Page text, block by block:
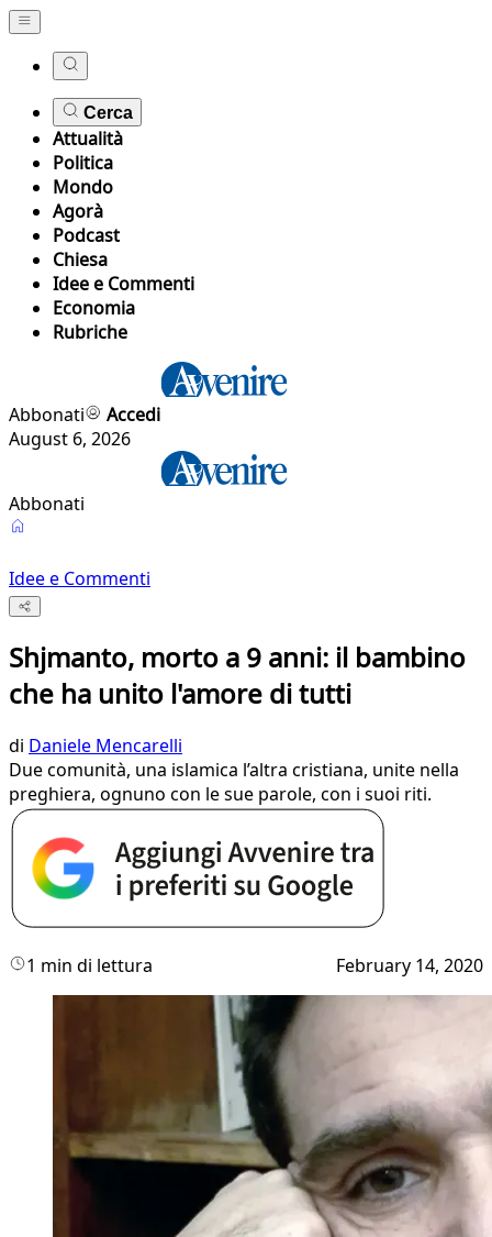
Cerca
Attualità
Politica
Mondo
Agorà
Podcast
Chiesa
Idee e Commenti
Economia
Rubriche
Abbonati
Accedi
August 6, 2026
Abbonati
Idee e Commenti
Shjmanto, morto a 9 anni: il bambino
che ha unito l'amore di tutti
di Daniele Mencarelli
Due comunità, una islamica l’altra cristiana, unite nella
preghiera, ognuno con le sue parole, con i suoi riti.
1 min di lettura February 14, 2020